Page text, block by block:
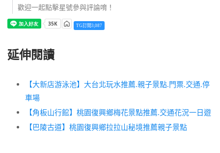
歡迎一起點擊星號參與評論唷！
TG訂閱3,087
延伸閱讀
【大新店游泳池】大台北玩水推薦.親子景點.門票.交通.停
車場
【角板山行館】桃園復興鄉梅花景點推薦.交通花況一日遊
【巴陵古道】桃園復興鄉拉拉山秘境推薦親子景點